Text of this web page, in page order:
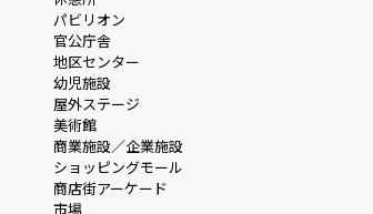
パビリオン
官公庁舎
地区センター
幼児施設
屋外ステージ
美術館
商業施設／企業施設
ショッピングモール
商店街アーケード
市場